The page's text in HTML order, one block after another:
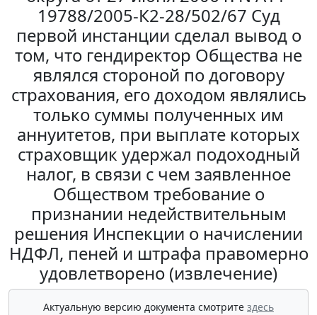
19788/2005-К2-28/502/67 Суд
первой инстанции сделал вывод о
том, что гендиректор Общества не
являлся стороной по договору
страхования, его доходом являлись
только суммы полученных им
аннуитетов, при выплате которых
страховщик удержал подоходный
налог, в связи с чем заявленное
Обществом требование о
признании недействительным
решения Инспекции о начислении
НДФЛ, пеней и штрафа правомерно
удовлетворено (извлечение)
Актуальную версию документа смотрите здесь